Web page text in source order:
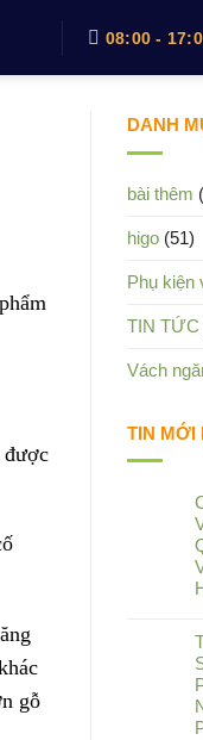
08:00 -
được
gỗ
DANH
bài thêm
higo (51)
Phụ kiện
TIN TỨC
Vách
TIN MỚI